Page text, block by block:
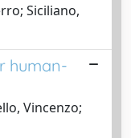
Siciliano,
human-
Vincenzo;